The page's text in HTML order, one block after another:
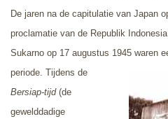
De jaren na de capitulatie van Japan
proclamatie van de Republik
Sukarno op 17 augustus 1945 waren
periode. Tijdens de
Bersiap-tijd(de
gewelddadige